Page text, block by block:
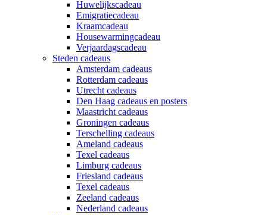
Huwelijkscadeau
Emigratiecadeau
Kraamcadeau
Housewarmingcadeau
Verjaardagscadeau
Steden cadeaus
Amsterdam cadeaus
Rotterdam cadeaus
Utrecht cadeaus
Den Haag cadeaus en posters
Maastricht cadeaus
Groningen cadeaus
Terschelling cadeaus
Ameland cadeaus
Texel cadeaus
Limburg cadeaus
Friesland cadeaus
Texel cadeaus
Zeeland cadeaus
Nederland cadeaus